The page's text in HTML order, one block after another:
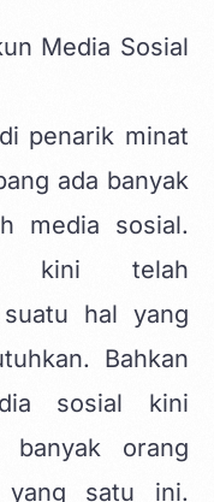
penarik minat
ada banyak
media sosial.
kini telah
hal yang
Bahkan
sosial kini
banyak orang
yang satu ini.